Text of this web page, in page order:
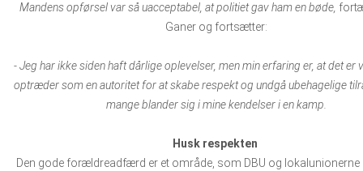
Mandens opførsel var så uacceptabel, at politiet gav ham en bøde,
Ganer og fortsætter:
- Jeg har ikke siden haft dårlige oplevelser, men min erfaring er, at det er
optræder som en autoritet for at skabe respekt og undgå ubehagelige
mange blander sig i mine kendelser i en kamp.
Husk respekten
Den gode forældreadfærd er et område, som DBU og